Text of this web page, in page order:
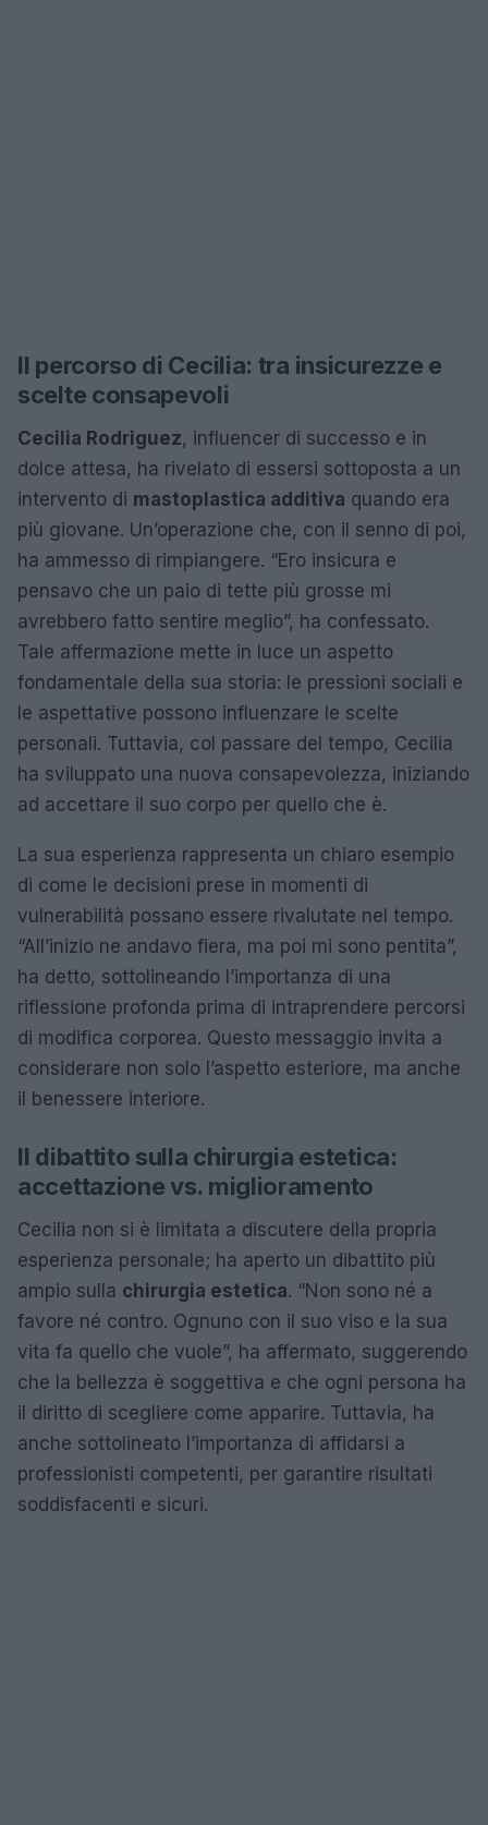
Il percorso di Cecilia: tra insicurezze e
scelte consapevoli
Cecilia Rodriguez, influencer di successo e in
dolce attesa, ha rivelato di essersi sottoposta a un
intervento di mastoplastica additiva quando era
più giovane. Un’operazione che, con il senno di poi,
ha ammesso di rimpiangere. “Ero insicura e
pensavo che un paio di tette più grosse mi
avrebbero fatto sentire meglio”, ha confessato.
Tale affermazione mette in luce un aspetto
fondamentale della sua storia: le pressioni sociali e
le aspettative possono influenzare le scelte
personali. Tuttavia, col passare del tempo, Cecilia
ha sviluppato una nuova consapevolezza, iniziando
ad accettare il suo corpo per quello che è.
La sua esperienza rappresenta un chiaro esempio
di come le decisioni prese in momenti di
vulnerabilità possano essere rivalutate nel tempo.
“All’inizio ne andavo fiera, ma poi mi sono pentita”,
ha detto, sottolineando l’importanza di una
riflessione profonda prima di intraprendere percorsi
di modifica corporea. Questo messaggio invita a
considerare non solo l’aspetto esteriore, ma anche
il benessere interiore.
Il dibattito sulla chirurgia estetica:
accettazione vs. miglioramento
Cecilia non si è limitata a discutere della propria
esperienza personale; ha aperto un dibattito più
ampio sulla chirurgia estetica. “Non sono né a
favore né contro. Ognuno con il suo viso e la sua
vita fa quello che vuole”, ha affermato, suggerendo
che la bellezza è soggettiva e che ogni persona ha
il diritto di scegliere come apparire. Tuttavia, ha
anche sottolineato l’importanza di affidarsi a
professionisti competenti, per garantire risultati
soddisfacenti e sicuri.